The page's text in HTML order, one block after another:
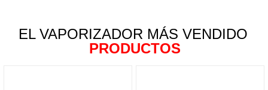
EL VAPORIZADOR MÁS VENDIDO
PRODUCTOS